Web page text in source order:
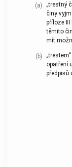
(a) „trestný
činy
příloze III
těmito
mít
(b)
opatření
předpisů